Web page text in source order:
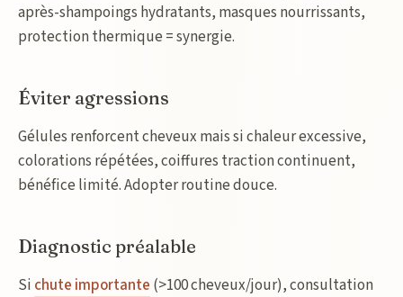
après-shampoings hydratants, masques nourrissants,
protection thermique = synergie.
Éviter agressions
Gélules renforcent cheveux mais si chaleur excessive,
colorations répétées, coiffures traction continuent,
bénéfice limité. Adopter routine douce.
Diagnostic préalable
Si chute importante (>100 cheveux/jour), consultation